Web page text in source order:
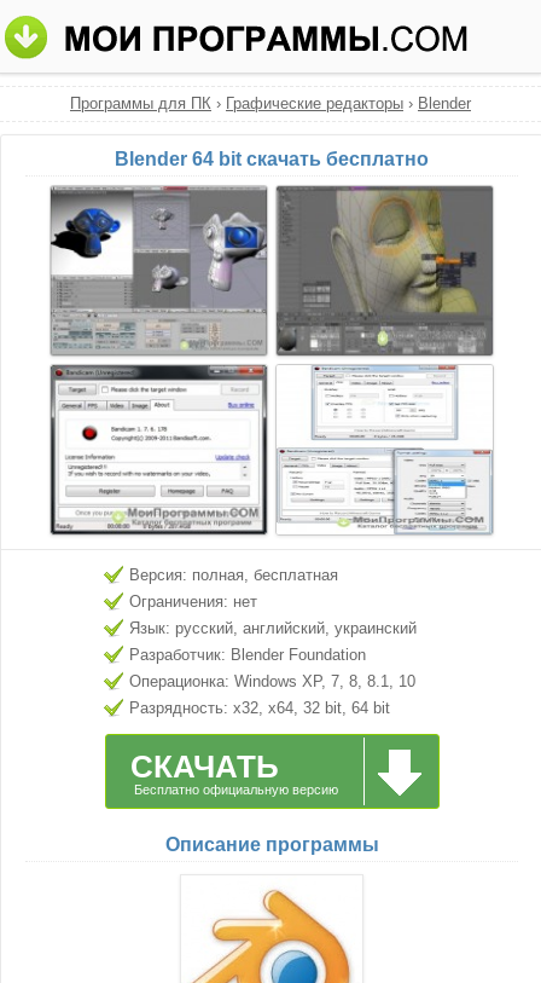
Программы для ПК › Графические редакторы › Blender
Blender 64 bit скачать бесплатно
Версия: полная, бесплатная
Ограничения: нет
Язык: русский, английский, украинский
Разработчик: Blender Foundation
Операционка: Windows XP, 7, 8, 8.1, 10
Разрядность: x32, x64, 32 bit, 64 bit
СКАЧАТЬ
Бесплатно официальную версию
Описание программы